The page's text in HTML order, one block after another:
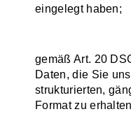
eingelegt haben;
gemäß Art. 20
Daten, die Sie
strukturierten,
Format zu